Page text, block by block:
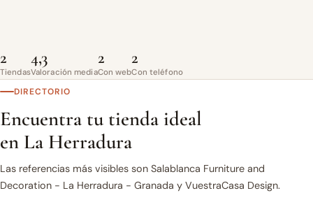
2
Tiendas
4,3
Valoración media
2
Con web
2
Con teléfono
DIRECTORIO
Encuentra tu tienda ideal
en La Herradura
Las referencias más visibles son Salablanca Furniture and
Decoration - La Herradura - Granada y VuestraCasa Design.